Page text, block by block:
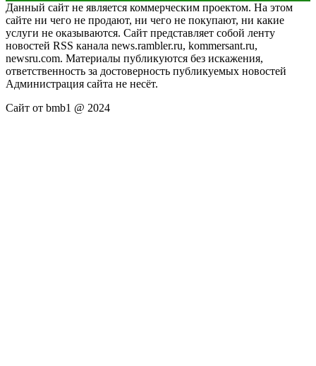
Данный сайт не является коммерческим проектом. На этом
сайте ни чего не продают, ни чего не покупают, ни какие
услуги не оказываются. Сайт представляет собой ленту
новостей RSS канала news.rambler.ru, kommersant.ru,
newsru.com. Материалы публикуются без искажения,
ответственность за достоверность публикуемых новостей
Администрация сайта не несёт.
Сайт от bmb1 @ 2024